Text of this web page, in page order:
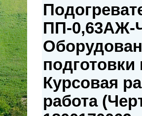
ПП-0,63АЖ-
подготовки
Курсовая
работа